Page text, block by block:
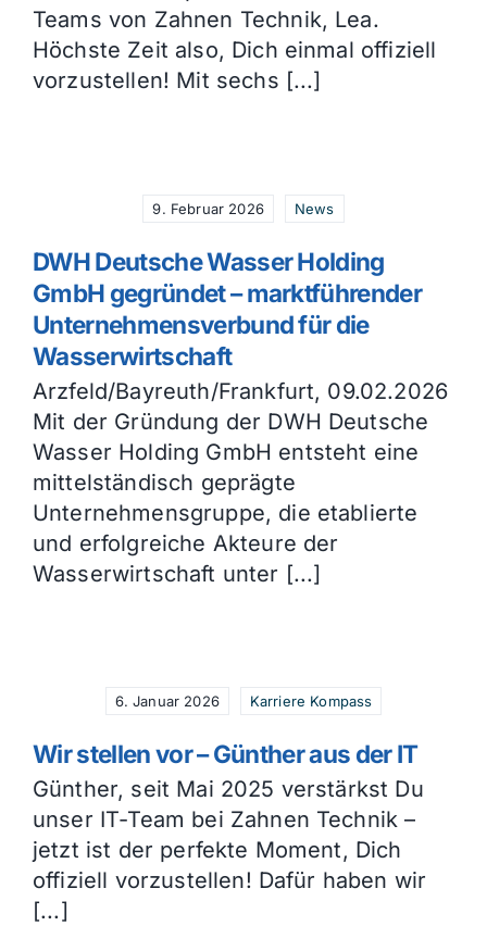
Teams von Zahnen Technik, Lea.
Höchste Zeit also, Dich einmal offiziell
vorzustellen! Mit sechs [...]
9. Februar 2026 News
DWH Deutsche Wasser Holding
GmbH gegründet – marktführender
Unternehmensverbund für die
Wasserwirtschaft
Arzfeld/Bayreuth/Frankfurt, 09.02.2026
Mit der Gründung der DWH Deutsche
Wasser Holding GmbH entsteht eine
mittelständisch geprägte
Unternehmensgruppe, die etablierte
und erfolgreiche Akteure der
Wasserwirtschaft unter [...]
6. Januar 2026 Karriere Kompass
Wir stellen vor – Günther aus der IT
Günther, seit Mai 2025 verstärkst Du
unser IT-Team bei Zahnen Technik –
jetzt ist der perfekte Moment, Dich
offiziell vorzustellen! Dafür haben wir
[...]